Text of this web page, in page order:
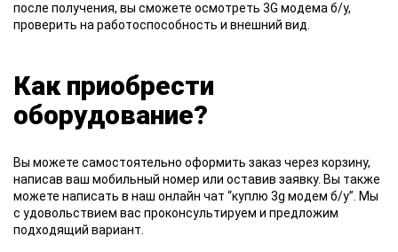
после получения, вы сможете осмотреть 3G модема б/у,
проверить на работоспособность и внешний вид.
Как приобрести
оборудование?
Вы можете самостоятельно оформить заказ через корзину,
написав ваш мобильный номер или оставив заявку. Вы также
можете написать в наш онлайн чат “куплю 3g модем б/у”. Мы
с удовольствием вас проконсультируем и предложим
подходящий вариант.